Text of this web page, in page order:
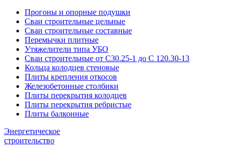
Прогоны и опорные подушки
Сваи строительные цельные
Сваи строительные составные
Перемычки плитные
Утяжелители типа УБО
Сваи строительные от С30.25-1 до С 120.30-13
Кольца колодцев стеновые
Плиты крепления откосов
Железобетонные столбики
Плиты перекрытия колодцев
Плиты перекрытия ребристые
Плиты балконные
Энергетическое
строительство